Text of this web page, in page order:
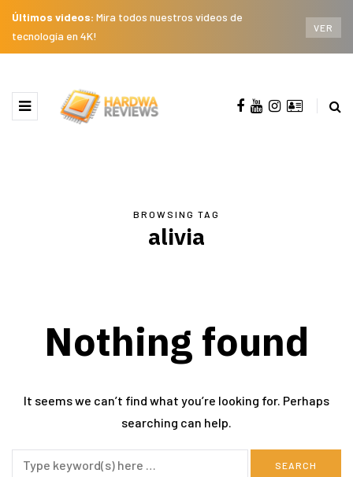
Últimos videos: Mira todos nuestros videos de
tecnología en 4K!
VER
BROWSING TAG
alivia
Nothing found
It seems we can’t find what you’re looking for. Perhaps
searching can help.